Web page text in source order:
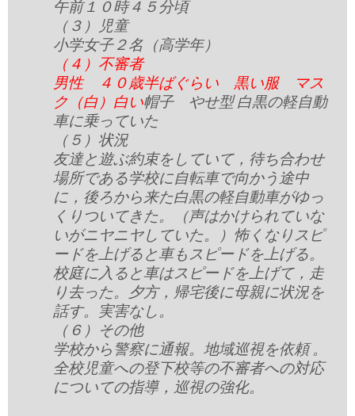
午前１０時４５分頃
（３）児童
小学女子２名（高学年）
（４）不審者
男性 ４０歳半ばぐらい 黒い服 マス
ク（白）白い帽子 やせ型 白黒の軽自動
車に乗っていた
（５）状況
友達と遊ぶ約束をしていて，待ち合わせ
場所である学校に自転車で向かう途中
に，後ろから来た白黒の軽自動車がゆっ
くりついてきた。（声はかけられていな
いがニヤニヤしていた。）怖くなりスピ
ードを上げると車もスピードを上げる。
校庭に入ると車はスピードを上げて，走
り去った。夕方，帰宅後に母親に状況を
話す。実害なし。
（６）その他
学校から警察に通報。地域巡視を依頼 。
全校児童への登下校等の不審者への対応
についての指導，巡視の強化。